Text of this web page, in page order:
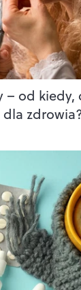
– od kiedy,
dla